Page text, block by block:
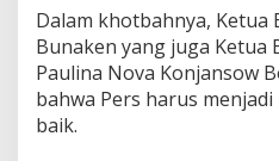
Dalam khotbahnya, Ketua
Bunaken yang juga Ketua
Paulina Nova Konjansow
bahwa Pers harus
baik.